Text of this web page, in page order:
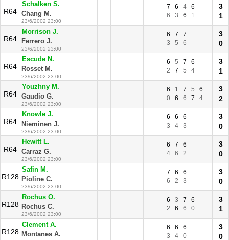
R64
Schalken S.
Chang M.
23/6/2002 23:00
7 6 4
6
6
3 6 1
3
1
R64
Morrison J.
Ferrero J.
23/6/2002 23:00
6 7
7
3
5 6
3
0
R64
Escude N.
Rosset M.
23/6/2002 23:00
6 5 7
6
2
7 5 4
3
1
R64
Youzhny M.
Gaudio G.
23/6/2002 23:00
6 1 7 5
6
0
6 6 7 4
3
2
R64
Knowle J.
Nieminen J.
23/6/2002 23:00
6 6
6
3
4 3
3
0
R64
Hewitt L.
Carraz G.
23/6/2002 23:00
6 7
6
4
6 2
3
0
R128
Safin M.
Pioline C.
23/6/2002 23:00
7 6
6
6
2 3
3
0
R128
Rochus O.
Rochus C.
23/6/2002 23:00
6 3 7
6
2
6 6 0
3
1
R128
Clement A.
Montanes A.
6 6
6
3
4 0
3
0